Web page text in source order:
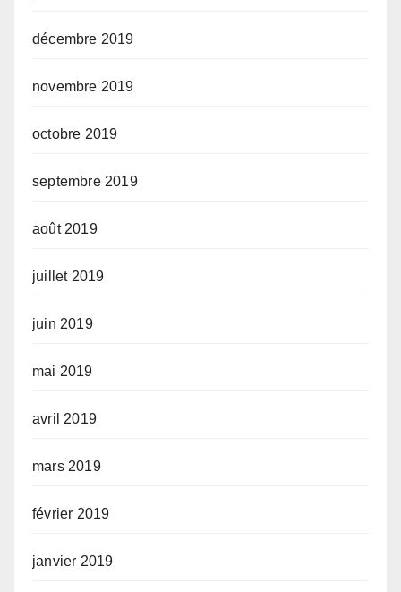
décembre 2019
novembre 2019
octobre 2019
septembre 2019
août 2019
juillet 2019
juin 2019
mai 2019
avril 2019
mars 2019
février 2019
janvier 2019